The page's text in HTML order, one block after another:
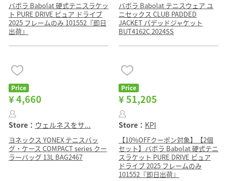
バボラ Babolat 硬式テニスラケッ
ト PURE DRIVE ピュア ドライブ
2025 フレームのみ 101552『即日
出荷』
バボラ Babolat テニスウェア ユ
ニセックス CLUB PADDED
JACKET パデッドジャケット
BUT4162C 2024SS
Price
¥ 4,660
Store： ウェルネスをサ...
ヨネックス YONEX テニスバッ
グ・ケース COMPACT series クー
ラーバッグ 13L BAG2467
Price
¥ 51,205
Store： KPI
【10%OFFクーポン対象】【2個
セット】バボラ Babolat 硬式テニ
スラケット PURE DRIVE ピュア
ドライブ 2025 フレームのみ
101552『即日出荷』